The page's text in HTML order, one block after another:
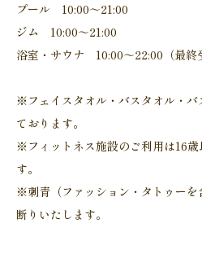
プール 10:00～21:00
ジム 10:00～21:00
浴室・サウナ 10:00～22:00（最終
※フェイスタオル・バスタオル・バ
ております。
※フィットネス施設のご利用は16歳
す。
※刺青（ファッション・タトゥー
断りいたします。